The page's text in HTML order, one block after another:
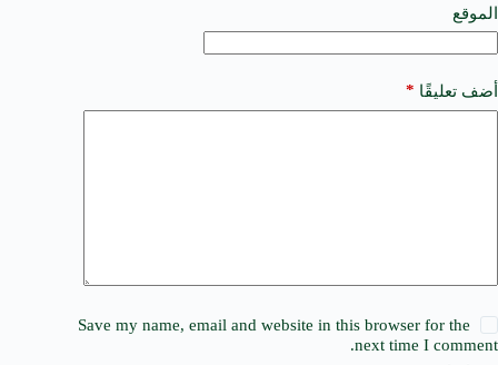
الموقع
أضف تعليقًا *
Save my name, email and website in this browser for the
next time I comment.
e
: